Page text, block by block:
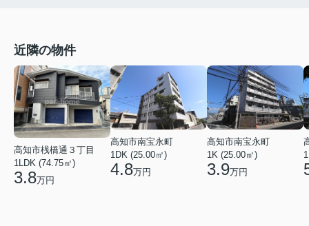
近隣の物件
高知市桟橋通３丁目
1LDK (74.75㎡)
3.8万円
高知市南宝永町
1DK (25.00㎡)
4.8万円
高知市南宝永町
1K (25.00㎡)
3.9万円